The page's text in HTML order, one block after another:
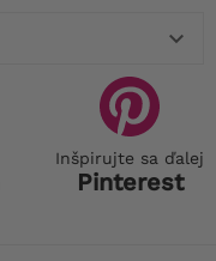

Inšpirujte sa ďalej
Pinterest